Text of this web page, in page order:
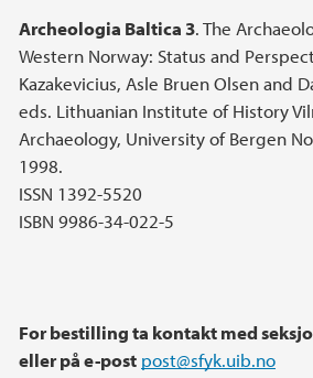
Archeologia Baltica 3. The
Western Norway: Status and
Kazakevicius, Asle Bruen Olsen and
eds. Lithuanian Institute of History
Archaeology, University of Bergen
1998.
ISSN 1392-5520
ISBN 9986-34-022-5
For bestilling ta kontakt med
eller på e-post post@sfyk.uib.no